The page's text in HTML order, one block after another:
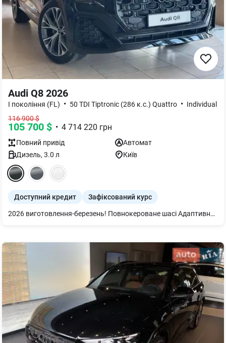
Audi Q8 2026
I покоління (FL) • 50 TDI Tiptronic (286 к.с.) Quattro • Individual
116 900$
105 700 $ • 4 714 220 грн
Повний привід
Автомат
Дизель, 3.0 л Київ
Доступний кредит Зафіксований курс
2026 виготовлення-березень! Повнокероване шасі Адаптивний асистент швидкості, асистент лівого повороту Гарантія 4 роки або 120 000 км Підвіска адаптивна пневматична Bang & Olufsen 3D Premium Sound System Кермо 3-спицеве шкіряне з підігрівом Рульова колонка з електроприводом Рейлінги на даху чорні Підігрів передніх сидінь Задні ліхтарі цифрові OLED Дзеркало внутрішнє з автом. затемненням безрамне Пакет оптичний чорний плюс Підлокітник централ. передній комфортний Audi Pre sense front Дзеркала з пам’яттю і автом. затемненням Декор дуб сірий Клімат-контроль 4-зональний Audi phone box lufsen 3D Premiumlight Органи управління глянцево-чорні Сервопривід зачинення дверей Audi smartphone interface Мікрофібра Dinamica Frequenz/Шкіра з тисненням S Система попередж. про зміну смуги руху Пакет-асистент Паркування вкл. камери кругового огляду Комфортний ключ Екстер єр - пакет S line Сидіння передні з пам’яттю Audi virtual cockpit plus Фонова підсвітка plus Фари HD Matrix з лазерними модулями і омивачем фар. Диски 5 W-подібних спиць сірий графіт, 285/45 R21 Засклення акустичне бічних вікон посилена шумоізоляція Оплата в гривні по комерційному курсу. Спец. пропозиція з вигодною 11605евро